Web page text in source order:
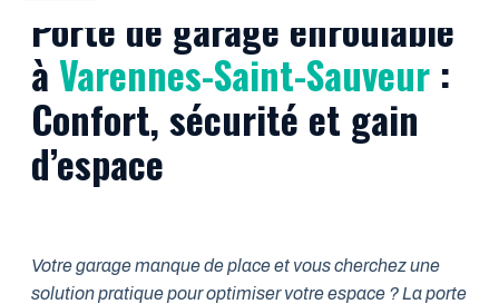
Porte de garage enroulable
àVarennes-Saint-Sauveur :
Confort, sécurité et gain
d’espace
Votre garage manque de place et vous cherchez une
solution pratique pour optimiser votre espace ? La porte